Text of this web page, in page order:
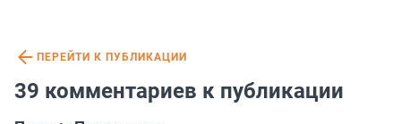
ПЕРЕЙТИ К ПУБЛИКАЦИИ
39 комментариев к публикации